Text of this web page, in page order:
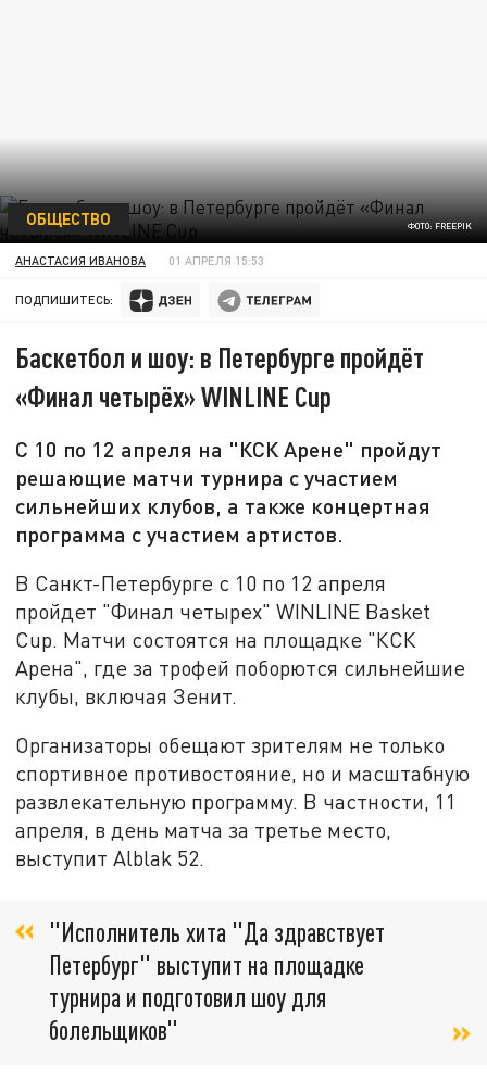
ФОТО: FREEPIK
ОБЩЕСТВО
АНАСТАСИЯ ИВАНОВА 01 АПРЕЛЯ 15:53
ПОДПИШИТЕСЬ:
Баскетбол и шоу: в Петербурге пройдёт
«Финал четырёх» WINLINE Cup
С 10 по 12 апреля на "КСК Арене" пройдут
решающие матчи турнира с участием
сильнейших клубов, а также концертная
программа с участием артистов.
В Санкт-Петербурге с 10 по 12 апреля
пройдет "Финал четырех" WINLINE Basket
Cup. Матчи состоятся на площадке "КСК
Арена", где за трофей поборются сильнейшие
клубы, включая Зенит.
Организаторы обещают зрителям не только
спортивное противостояние, но и масштабную
развлекательную программу. В частности, 11
апреля, в день матча за третье место,
выступит Alblak 52.
"Исполнитель хита "Да здравствует
Петербург" выступит на площадке
турнира и подготовил шоу для
болельщиков"